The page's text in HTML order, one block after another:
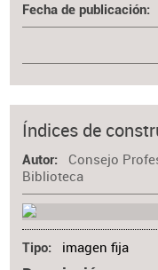
Fecha de publicación
Índices de
Autor
Consejo
Biblioteca
Tipo imagen fija